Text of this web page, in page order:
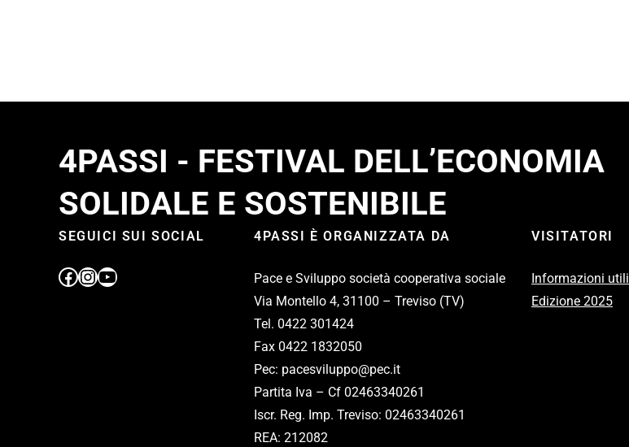
4PASSI - FESTIVAL DELL’ECONOMIA
SOLIDALE E SOSTENIBILE
SEGUICI SUI SOCIAL 4PASSI È ORGANIZZATA DA
Pace e Sviluppo società cooperativa sociale
Via Montello 4, 31100 – Treviso (TV)
Tel. 0422 301424
Fax 0422 1832050
Pec: pacesviluppo@pec.it
Partita Iva – Cf 02463340261
Iscr. Reg. Imp. Treviso: 02463340261
REA: 212082
VISITATORI
Informazioni utili
Edizione 2025